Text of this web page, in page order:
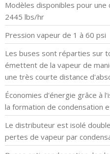
Modèles disponibles pour
2445 lbs/hr
Pression vapeur de 1 à 60 psi
Les buses sont réparties sur
émettent de la vapeur de
une très courte distance
Économies d'énergie grâce à
la formation de condensation
Le distributeur est isolé
pertes de vapeur par